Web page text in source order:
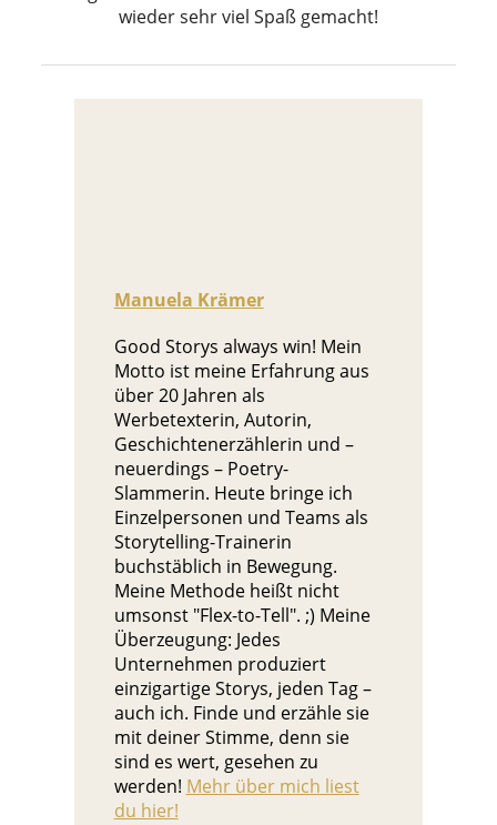
wieder sehr viel Spaß gemacht!
Manuela Krämer
Good Storys always win! Mein
Motto ist meine Erfahrung aus
über 20 Jahren als
Werbetexterin, Autorin,
Geschichtenerzählerin und –
neuerdings – Poetry-
Slammerin. Heute bringe ich
Einzelpersonen und Teams als
Storytelling-Trainerin
buchstäblich in Bewegung.
Meine Methode heißt nicht
umsonst "Flex-to-Tell". ;) Meine
Überzeugung: Jedes
Unternehmen produziert
einzigartige Storys, jeden Tag –
auch ich. Finde und erzähle sie
mit deiner Stimme, denn sie
sind es wert, gesehen zu
werden! Mehr über mich liest
du hier!